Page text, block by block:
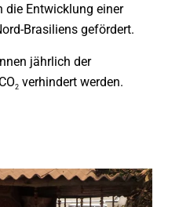
die Entwicklung einer
Brasiliens gefördert.
jährlich der
2 verhindert werden.